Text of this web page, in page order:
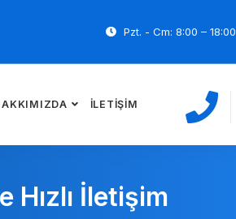
Pzt. - Cm: 8:00 – 18:00
İLETIŞIM
Hızlı İletişim